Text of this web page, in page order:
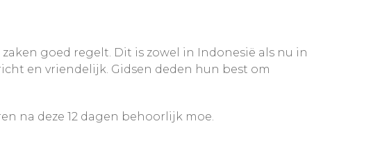
goed regelt. Dit is zowel in Indonesië als nu in
en vriendelijk. Gidsen deden hun best om
na deze 12 dagen behoorlijk moe.